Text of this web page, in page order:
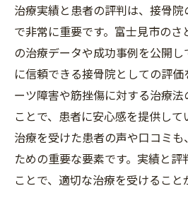
治療実績と患者の評判は、接骨
で非常に重要です。富士見市の
の治療データや成功事例を公開
に信頼できる接骨院としての評
ーツ障害や筋挫傷に対する治療
ことで、患者に安心感を提供し
治療を受けた患者の声や口コミ
ための重要な要素です。実績と
ことで、適切な治療を受けること